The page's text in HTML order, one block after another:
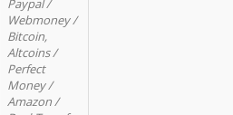
Paypal /
Webmoney /
Bitcoin,
Altcoins /
Perfect
Money /
Amazon /